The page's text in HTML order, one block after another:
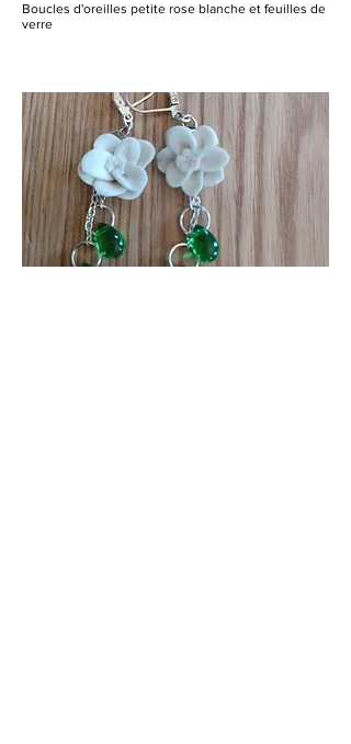
Boucles d'oreilles petite rose blanche et feuilles de
verre